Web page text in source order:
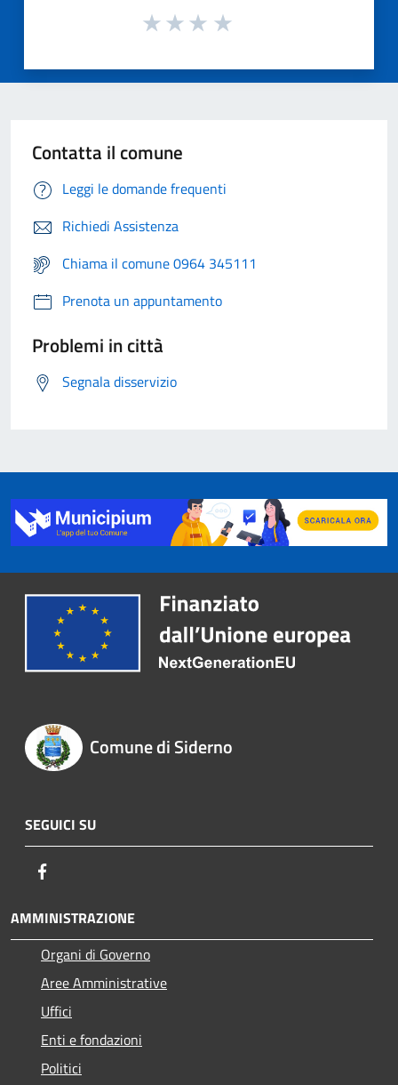
Contatta il comune
Leggi le domande frequenti
Richiedi Assistenza
Chiama il comune 0964 345111
Prenota un appuntamento
Problemi in città
Segnala disservizio
Comune di Siderno
SEGUICI SU
AMMINISTRAZIONE
Organi di Governo
Aree Amministrative
Uffici
Enti e fondazioni
Politici